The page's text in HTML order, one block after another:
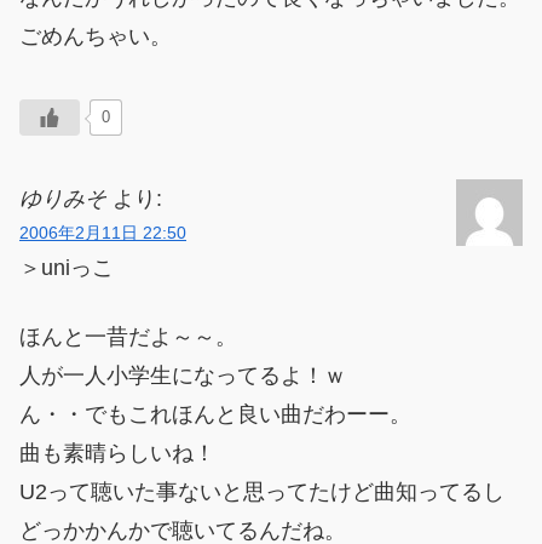
ごめんちゃい。
0
ゆりみそ より:
2006年2月11日 22:50
＞uniっこ
ほんと一昔だよ～～。
人が一人小学生になってるよ！ｗ
ん・・でもこれほんと良い曲だわーー。
曲も素晴らしいね！
U2って聴いた事ないと思ってたけど曲知ってるし
どっかかんかで聴いてるんだね。